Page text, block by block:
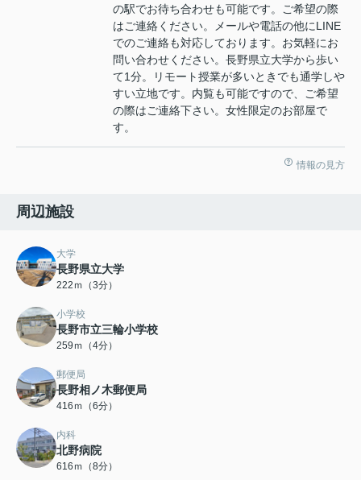
の駅でお待ち合わせも可能です。ご希望の際
はご連絡ください。メールや電話の他にLINE
でのご連絡も対応しております。お気軽にお
問い合わせください。長野県立大学から歩い
て1分。リモート授業が多いときでも通学しや
すい立地です。内覧も可能ですので、ご希望
の際はご連絡下さい。女性限定のお部屋で
す。
情報の見方
周辺施設
大学
長野県立大学
222ｍ（3分）
小学校
長野市立三輪小学校
259ｍ（4分）
郵便局
長野相ノ木郵便局
416ｍ（6分）
内科
北野病院
616ｍ（8分）